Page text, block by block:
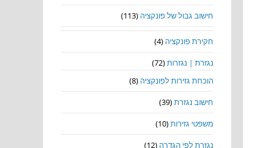
חישוב גבול של פונקציה (113)
חקירת פונקציה (4)
נגזרת | נגזרות(72)
הוכחת גזירות לפונקציה (8)
חישוב נגזרת(39)
משפטי גזירות(10)
נגזרת לפי הגדרה (12)